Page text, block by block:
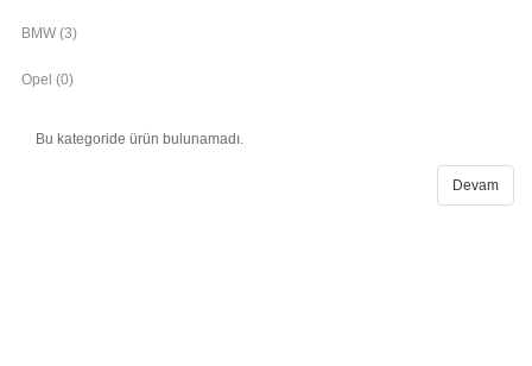
BMW (3)
Opel (0)
Bu kategoride ürün bulunamadı.
Devam